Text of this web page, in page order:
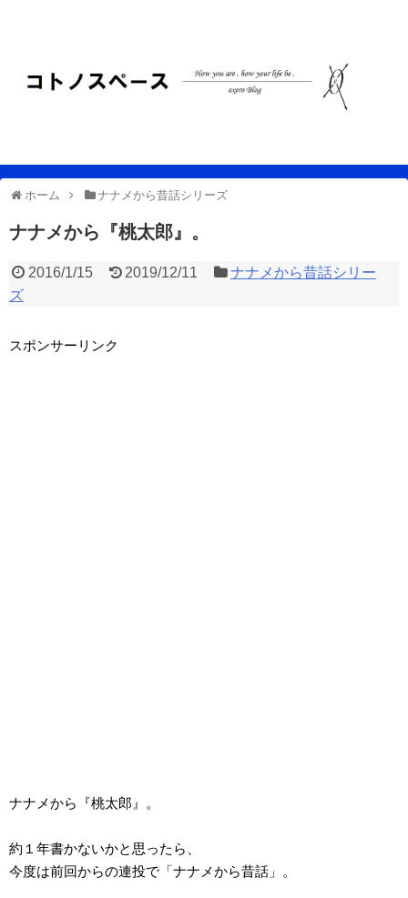
ホーム ナナメから昔話シリーズ
ナナメから『桃太郎』。
2016/1/15 2019/12/11
ナナメから昔話シリー
ズ
スポンサーリンク
ナナメから『桃太郎』。
約１年書かないかと思ったら、
今度は前回からの連投で「ナナメから昔話」。